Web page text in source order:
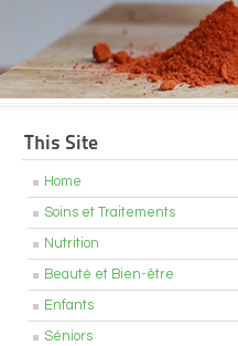
This Site
Home
Soins et Traitements
Nutrition
Beauté et Bien-être
Enfants
Séniors